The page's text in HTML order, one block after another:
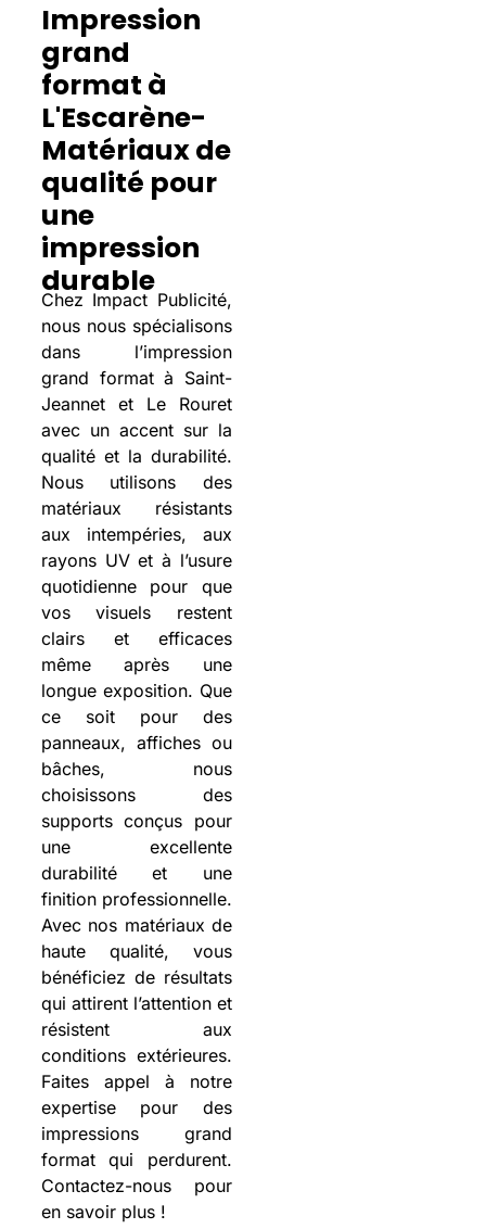
Impression
grand
format à
L'Escarène-
Matériaux de
qualité pour
une
impression
durable
Chez Impact Publicité,
nous nous spécialisons
dans l’impression
grand format à Saint-
Jeannet et Le Rouret
avec un accent sur la
qualité et la durabilité.
Nous utilisons des
matériaux résistants
aux intempéries, aux
rayons UV et à l’usure
quotidienne pour que
vos visuels restent
clairs et efficaces
même après une
longue exposition. Que
ce soit pour des
panneaux, affiches ou
bâches, nous
choisissons des
supports conçus pour
une excellente
durabilité et une
finition professionnelle.
Avec nos matériaux de
haute qualité, vous
bénéficiez de résultats
qui attirent l’attention et
résistent aux
conditions extérieures.
Faites appel à notre
expertise pour des
impressions grand
format qui perdurent.
Contactez-nous pour
en savoir plus !